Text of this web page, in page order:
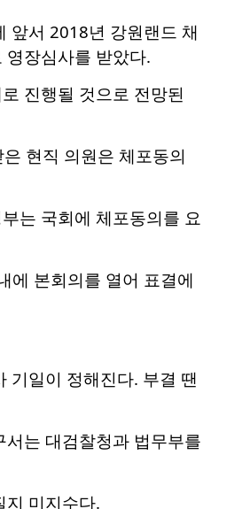
앞서 2018년 강원랜드 채
장심사를 받았다.
진행될 것으로 전망된
현직 의원은 체포동의
는 국회에 체포동의를 요
에 본회의를 열어 표결에
기일이 정해진다. 부결 땐
는 대검찰청과 법무부를
지 미지수다.